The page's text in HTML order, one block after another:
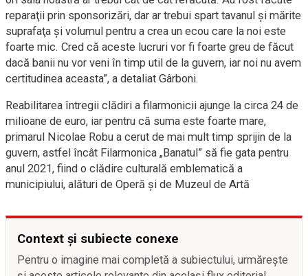
reparaţii prin sponsorizări, dar ar trebui spart tavanul şi mărite
suprafaţa şi volumul pentru a crea un ecou care la noi este
foarte mic. Cred că aceste lucruri vor fi foarte greu de făcut
dacă banii nu vor veni în timp util de la guvern, iar noi nu avem
certitudinea aceasta”, a detaliat Gârboni.
Reabilitarea întregii clădiri a filarmonicii ajunge la circa 24 de
milioane de euro, iar pentru că suma este foarte mare,
primarul Nicolae Robu a cerut de mai mult timp sprijin de la
guvern, astfel încât Filarmonica „Banatul” să fie gata pentru
anul 2021, fiind o clădire culturală emblematică a
municipiului, alături de Operă şi de Muzeul de Artă
Context și subiecte conexe
Pentru o imagine mai completă a subiectului, urmărește